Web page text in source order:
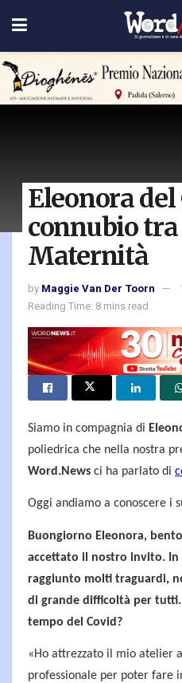
Eleonora
connubio tra
Maternità
by Maggie Van Der Toorn
Reading Time: 8 mins read
Siamo in compagnia di
poliedrica che nella nostra
Word.News ci ha parlato di
Oggi andiamo a conoscere i
Buongiorno Eleonora,
accettato il nostro invito. In
raggiunto molti traguardi,
di grande difficoltà per tutti.
tempo del Covid?
«Ho attrezzato il mio atelier
professionale per poter fare